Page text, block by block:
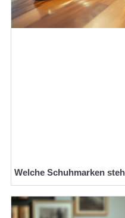
Welche Schuhmarken